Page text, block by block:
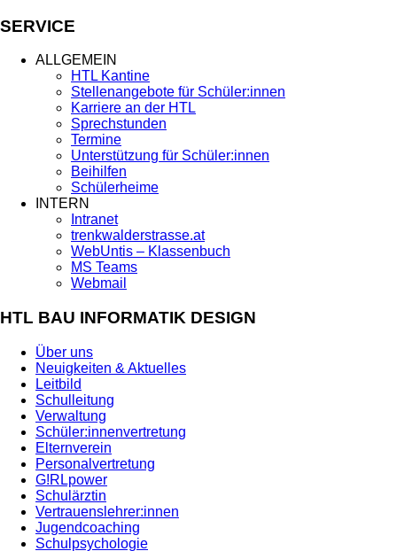
SERVICE
ALLGEMEIN
HTL Kantine
Stellenangebote für Schüler:innen
Karriere an der HTL
Sprechstunden
Termine
Unterstützung für Schüler:innen
Beihilfen
Schülerheime
INTERN
Intranet
trenkwalderstrasse.at
WebUntis – Klassenbuch
MS Teams
Webmail
HTL BAU INFORMATIK DESIGN
Über uns
Neuigkeiten & Aktuelles
Leitbild
Schulleitung
Verwaltung
Schüler:innenvertretung
Elternverein
Personalvertretung
G!RLpower
Schulärztin
Vertrauenslehrer:innen
Jugendcoaching
Schulpsychologie